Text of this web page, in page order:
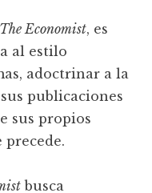
The Economist, es
al estilo
adoctrinar a la
publicaciones
sus propios
busca